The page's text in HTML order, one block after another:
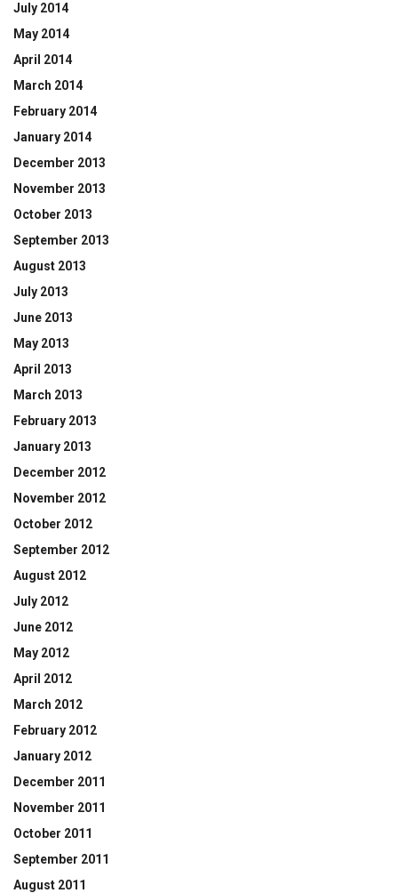
July 2014
May 2014
April 2014
March 2014
February 2014
January 2014
December 2013
November 2013
October 2013
September 2013
August 2013
July 2013
June 2013
May 2013
April 2013
March 2013
February 2013
January 2013
December 2012
November 2012
October 2012
September 2012
August 2012
July 2012
June 2012
May 2012
April 2012
March 2012
February 2012
January 2012
December 2011
November 2011
October 2011
September 2011
August 2011